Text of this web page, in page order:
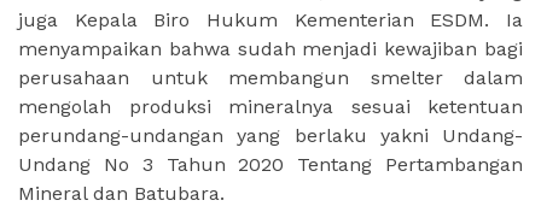
juga Kepala Biro Hukum Kementerian ESDM. Ia
menyampaikan bahwa sudah menjadi kewajiban bagi
perusahaan untuk membangun smelter dalam
mengolah produksi mineralnya sesuai ketentuan
perundang-undangan yang berlaku yakni Undang-
Undang No 3 Tahun 2020 Tentang Pertambangan
Mineral dan Batubara.